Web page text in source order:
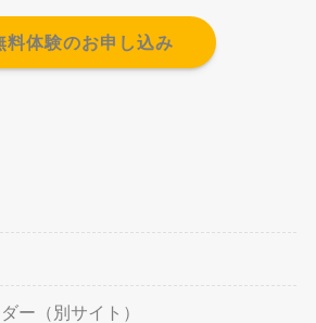
料体験のお申し込み
ー （別サイト）